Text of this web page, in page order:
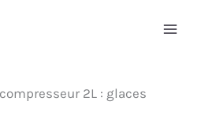
2L : glaces